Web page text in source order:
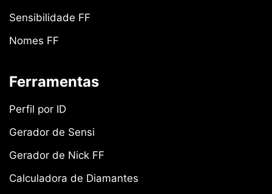
Sensibilidade FF
Nomes FF
Ferramentas
Perfil por ID
Gerador de Sensi
Gerador de Nick FF
Calculadora de Diamantes